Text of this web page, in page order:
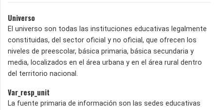
Universo
El universo son todas las instituciones educativas legalmente
constituidas, del sector oficial y no oficial, que ofrecen los
niveles de preescolar, básica primaria, básica secundaria y
media, localizados en el área urbana y en el área rural dentro
del territorio nacional.
Var_resp_unit
La fuente primaria de información son las sedes educativas